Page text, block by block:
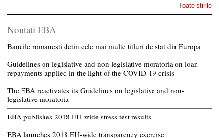
Toate stirile
Noutati EBA
Bancile romanesti detin cele mai multe titluri de stat din Europa
Guidelines on legislative and non-legislative moratoria on loan
repayments applied in the light of the COVID-19 crisis
The EBA reactivates its Guidelines on legislative and non-
legislative moratoria
EBA publishes 2018 EU-wide stress test results
EBA launches 2018 EU-wide transparency exercise